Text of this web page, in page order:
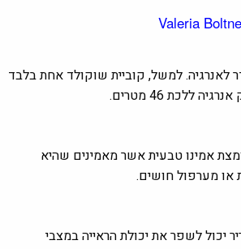
לאנרגיה. למשל, קוביית שוקולד אחת בלבד
ללכת 46 מטרים.
אמינו טבעית אשר מאמינים שהיא
מערפול חושים.
יכול לשפר את יכולת הראייה במצבי